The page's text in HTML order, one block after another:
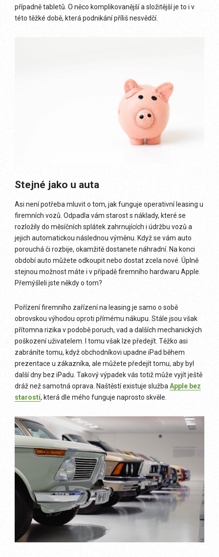
případně tabletů. O něco komplikovanější a složitější je to i v
této těžké době, která podnikání příliš nesvědčí.
Stejné jako u auta
Asi není potřeba mluvit o tom, jak funguje operativní leasing u
firemních vozů. Odpadla vám starost s náklady, které se
rozložily do měsíčních splátek zahrnujících i údržbu vozů a
jejich automatickou následnou výměnu. Když se vám auto
porouchá či rozbije, okamžitě dostanete náhradní. Na konci
období auto můžete odkoupit nebo dostat zcela nové. Úplně
stejnou možnost máte i v případě firemního hardwaru Apple.
Přemýšleli jste někdy o tom?
Pořízení firemního zařízení na leasing je samo o sobě
obrovskou výhodou oproti přímému nákupu. Stále jsou však
přítomna rizika v podobě poruch, vad a dalších mechanických
poškození uživatelem. I tomu však lze předejít. Těžko asi
zabráníte tomu, když obchodníkovi upadne iPad během
prezentace u zákazníka, ale můžete předejít tomu, aby byl
další dny bez iPadu. Takový výpadek vás totiž může vyjít ještě
dráž než samotná oprava. Naštěstí existuje služba Apple bez
starostí, která dle mého funguje naprosto skvěle.